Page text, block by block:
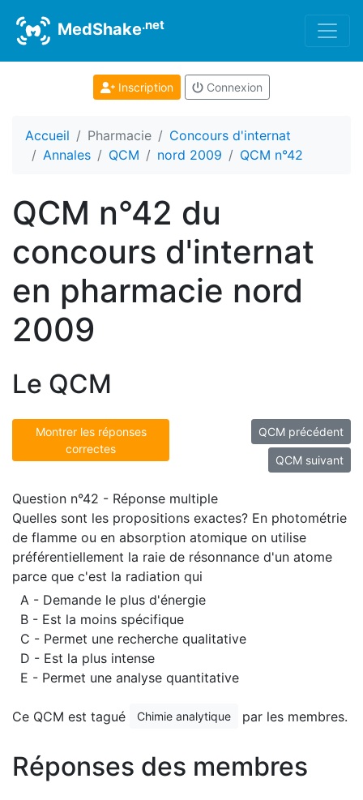
MedShake.net
Inscription Connexion
Accueil Pharmacie
Concours d'internat
Annales
QCM nord 2009 QCM n°42
QCM n°42 du
concours d'internat
en pharmacie nord
2009
Le QCM
Montrer les réponses
correctes
QCM précédent
QCM suivant
Question n°42 - Réponse multiple
Quelles sont les propositions exactes? En photométrie
de flamme ou en absorption atomique on utilise
préférentiellement la raie de résonnance d'un atome
parce que c'est la radiation qui
A - Demande le plus d'énergie
B - Est la moins spécifique
C - Permet une recherche qualitative
D - Est la plus intense
E - Permet une analyse quantitative
Ce QCM est tagué Chimie analytique par les membres.
Réponses des membres